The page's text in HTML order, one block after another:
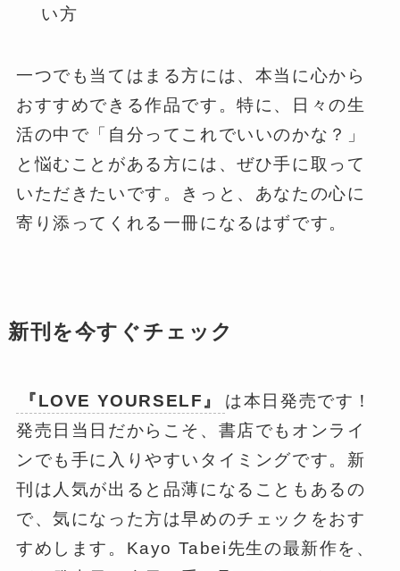
い方
一つでも当てはまる方には、本当に心から
おすすめできる作品です。特に、日々の生
活の中で「自分ってこれでいいのかな？」
と悩むことがある方には、ぜひ手に取って
いただきたいです。きっと、あなたの心に
寄り添ってくれる一冊になるはずです。
新刊を今すぐチェック
『LOVE YOURSELF』
は本日発売です！
発売日当日だからこそ、書店でもオンライ
ンでも手に入りやすいタイミングです。新
刊は人気が出ると品薄になることもあるの
で、気になった方は早めのチェックをおす
すめします。Kayo Tabei先生の最新作を、